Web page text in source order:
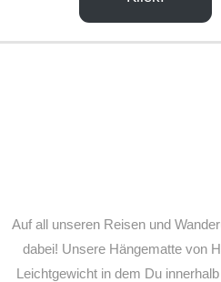
Auf all unseren Reisen und
dabei! Unsere Hängematte von
Leichtgewicht in dem Du